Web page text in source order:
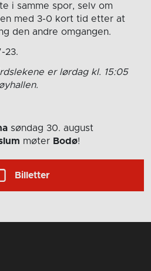
i samme spor, selv om
med 3-0 kort tid etter at
den andre omgangen.
23.
er lørdag kl. 15:05
søndag 30. august
møter Bodø!
Billetter